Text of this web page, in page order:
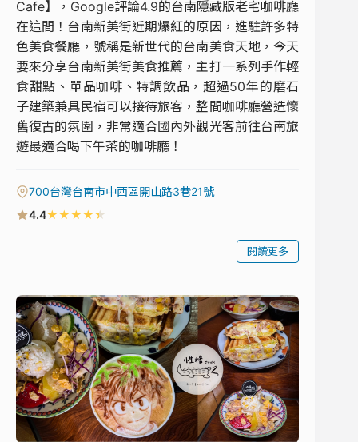
Cafe】，Google評論4.9的台南隱藏版老宅咖啡廳
在這間！台南新美街近期爆紅的原因，進駐許多特
色美食餐廳，號稱是新世代的台南美食天地，今天
要來分享台南新美街美食推薦，主打一系列手作輕
食甜點、單品咖啡、特調飲品，超過50年的磨石
子建築兼具民宿可以接待旅客，整間咖啡廳營造懷
舊復古的氛圍，非常適合國內外觀光客前往台南旅
遊最適合喝下午茶的咖啡廳！
700台灣台南市中西區開山路3巷21號
4.4★★★★★
閱讀更多